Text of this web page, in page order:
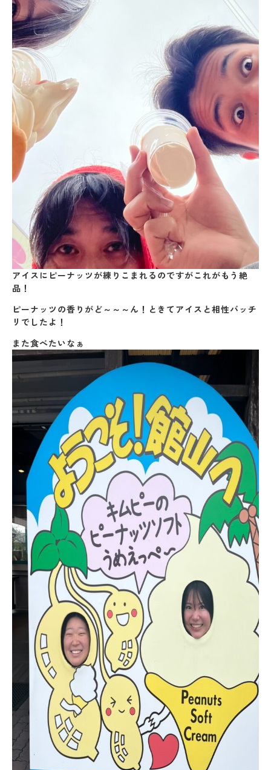
アイスにピーナッツが練りこまれるのですがこれがもう絶
品！
ピーナッツの香りがど～～～ん！ときてアイスと相性バッチ
リでしたよ！
また食べたいなぁ